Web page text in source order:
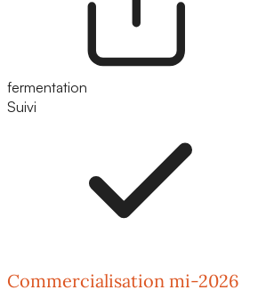
fermentation
Suivi
Commercialisation mi-2026